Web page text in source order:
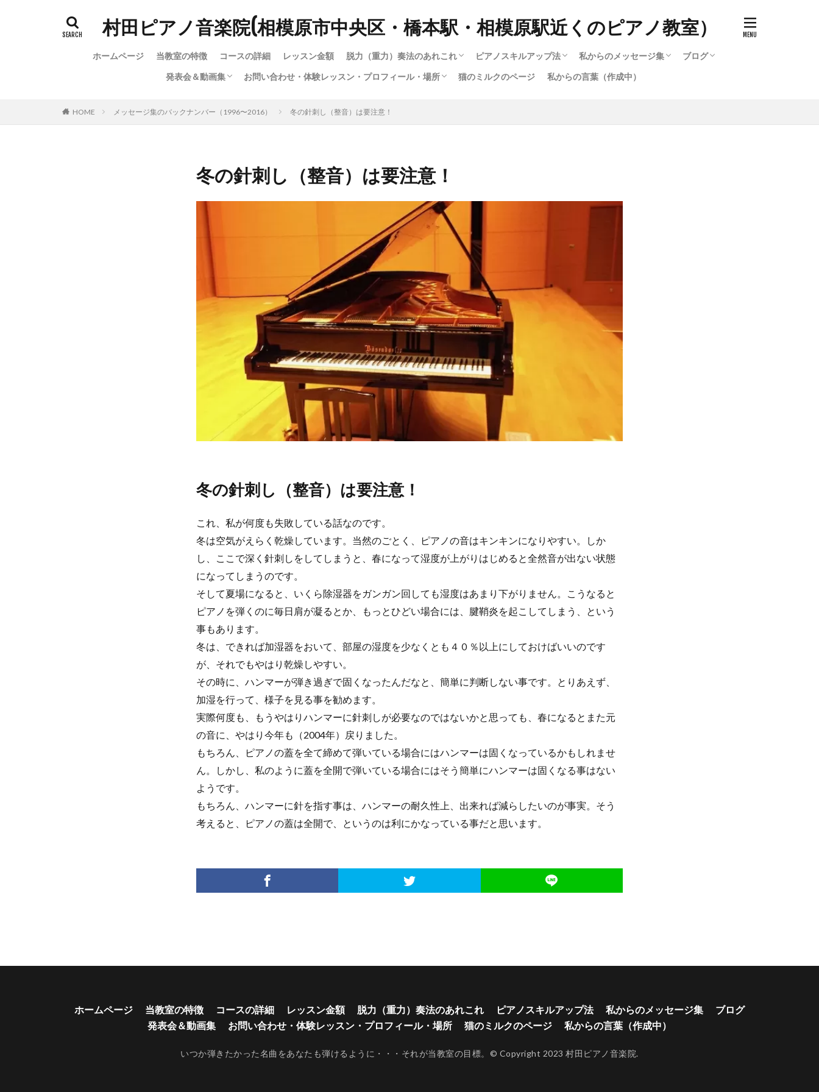
村田ピアノ音楽院(相模原市中央区・橋本駅・相模原駅近くのピアノ教室）
ホームページ 当教室の特徴 コースの詳細 レッスン金額 脱力（重力）奏法のあれこれ
脱力奏法(重量・重力奏法）スピード講座
動画で脱力・重力・重量奏法スピード講座！
もっとわかる！脱力・重力・重量奏法講座
ハノンで習得する脱力・重量（重力）奏法
ロシア奏法と重量奏法は何が違う？
ピアノスキルアップ法
多彩な音色（タッチ）の作り方
1.ピアノの構造で知る音色（タッチ）の変化
12.指は立てるのと寝かすのとどう違うのか
大人のためのスキルアップ法
子供スキルアップ法
楽譜出版会社の選び方
ショパンエチュード・他・テクニック攻略法
楽譜出版会社の選び方2
暗譜の極意技（作成中）
さまざまな曲のテクニック攻略法
youtubeによるピアノ講座いろいろ
ハノンで習得する脱力・重量（重力）奏法
ジストニア・腱鞘炎・筋肉痛を治す方法（作
暗譜の極意技（作成中）
私からのメッセージ集
私からのメッセージ集
メッセージ集のバックナンバー（1996〜
ブログ
発表会＆動画集 お問い合わせ・体験レッスン・プロフィール・場所 猫のミルクのページ 私からの言葉（作成中）
HOME メッセージ集のバックナンバー（1996〜2016） 冬の針刺し（整音）は要注意！
冬の針刺し（整音）は要注意！
冬の針刺し（整音）は要注意！
これ、私が何度も失敗している話なのです。
冬は空気がえらく乾燥しています。当然のごとく、ピアノの音はキンキンになりやすい。しか
し、ここで深く針刺しをしてしまうと、春になって湿度が上がりはじめると全然音が出ない状態
になってしまうのです。
そして夏場になると、いくら除湿器をガンガン回しても湿度はあまり下がりません。こうなると
ピアノを弾くのに毎日肩が凝るとか、もっとひどい場合には、腱鞘炎を起こしてしまう、という
事もあります。
冬は、できれば加湿器をおいて、部屋の湿度を少なくとも４０％以上にしておけばいいのです
が、それでもやはり乾燥しやすい。
その時に、ハンマーが弾き過ぎで固くなったんだなと、簡単に判断しない事です。とりあえず、
加湿を行って、様子を見る事を勧めます。
実際何度も、もうやはりハンマーに針刺しが必要なのではないかと思っても、春になるとまた元
の音に、やはり今年も（2004年）戻りました。
もちろん、ピアノの蓋を全て締めて弾いている場合にはハンマーは固くなっているかもしれませ
ん。しかし、私のように蓋を全開で弾いている場合にはそう簡単にハンマーは固くなる事はない
ようです。
もちろん、ハンマーに針を指す事は、ハンマーの耐久性上、出来れば減らしたいのが事実。そう
考えると、ピアノの蓋は全開で、というのは利にかなっている事だと思います。
ホームページ 当教室の特徴 コースの詳細 レッスン金額 脱力（重力）奏法のあれこれ ピアノスキルアップ法 私からのメッセージ集
ブログ
発表会＆動画集
お問い合わせ・体験レッスン・プロフィール・場所 猫のミルクのページ 私からの言葉（作成中）
いつか弾きたかった名曲をあなたも弾けるように・・・それが当教室の目標。© Copyright 2023 村田ピアノ音楽院.